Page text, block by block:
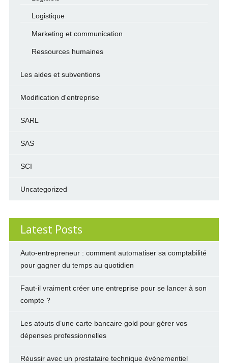
Logistique
Marketing et communication
Ressources humaines
Les aides et subventions
Modification d'entreprise
SARL
SAS
SCI
Uncategorized
Latest Posts
Auto-entrepreneur : comment automatiser sa comptabilité
pour gagner du temps au quotidien
Faut-il vraiment créer une entreprise pour se lancer à son
compte ?
Les atouts d’une carte bancaire gold pour gérer vos
dépenses professionnelles
Réussir avec un prestataire technique événementiel